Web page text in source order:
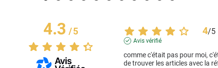
4.3/5 4/5
Avis vérifié
comme c'était pas pour moi,
de trouver les articles avec la